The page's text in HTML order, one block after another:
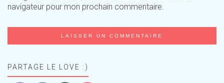
navigateur pour mon prochain commentaire.
PARTAGE LE LOVE :)